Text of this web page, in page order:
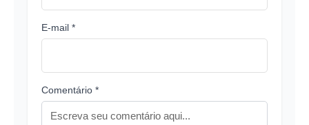
E-mail *
Comentário *